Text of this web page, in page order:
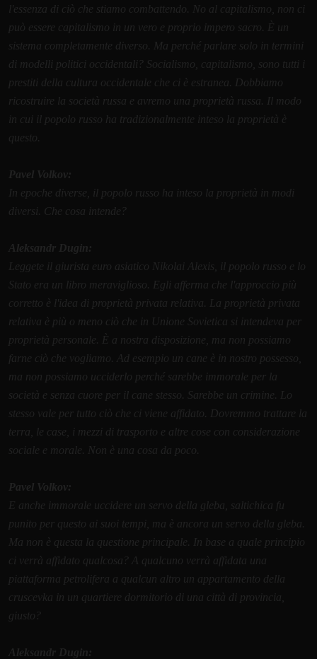
l'essenza di ciò che stiamo combattendo. No al capitalismo, non ci
può essere capitalismo in un vero e proprio impero sacro. È un
sistema completamente diverso. Ma perché parlare solo in termini
di modelli politici occidentali? Socialismo, capitalismo, sono tutti i
prestiti della cultura occidentale che ci è estranea. Dobbiamo
ricostruire la società russa e avremo una proprietà russa. Il modo
in cui il popolo russo ha tradizionalmente inteso la proprietà è
questo.
Pavel Volkov:
In epoche diverse, il popolo russo ha inteso la proprietà in modi
diversi. Che cosa intende?
Aleksandr Dugin:
Leggete il giurista euro asiatico Nikolai Alexis, il popolo russo e lo
Stato era un libro meraviglioso. Egli afferma che l'approccio più
corretto è l'idea di proprietà privata relativa. La proprietà privata
relativa è più o meno ciò che in Unione Sovietica si intendeva per
proprietà personale. È a nostra disposizione, ma non possiamo
farne ciò che vogliamo. Ad esempio un cane è in nostro possesso,
ma non possiamo ucciderlo perché sarebbe immorale per la
società e senza cuore per il cane stesso. Sarebbe un crimine. Lo
stesso vale per tutto ciò che ci viene affidato. Dovremmo trattare la
terra, le case, i mezzi di trasporto e altre cose con considerazione
sociale e morale. Non è una cosa da poco.
Pavel Volkov:
E anche immorale uccidere un servo della gleba, saltichica fu
punito per questo ai suoi tempi, ma è ancora un servo della gleba.
Ma non è questa la questione principale. In base a quale principio
ci verrà affidato qualcosa? A qualcuno verrà affidata una
piattaforma petrolifera a qualcun altro un appartamento della
cruscevka in un quartiere dormitorio di una città di provincia,
giusto?
Aleksandr Dugin: